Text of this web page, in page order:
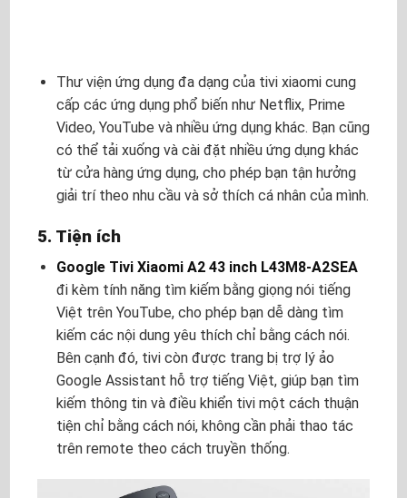
Thư viện ứng dụng đa dạng của tivi xiaomi cung
cấp các ứng dụng phổ biến như Netflix, Prime
Video, YouTube và nhiều ứng dụng khác. Bạn cũng
có thể tải xuống và cài đặt nhiều ứng dụng khác
từ cửa hàng ứng dụng, cho phép bạn tận hưởng
giải trí theo nhu cầu và sở thích cá nhân của mình.
5. Tiện ích
Google Tivi Xiaomi A2 43 inch L43M8-A2SEA
đi kèm tính năng tìm kiếm bằng giọng nói tiếng
Việt trên YouTube, cho phép bạn dễ dàng tìm
kiếm các nội dung yêu thích chỉ bằng cách nói.
Bên cạnh đó, tivi còn được trang bị trợ lý ảo
Google Assistant hỗ trợ tiếng Việt, giúp bạn tìm
kiếm thông tin và điều khiển tivi một cách thuận
tiện chỉ bằng cách nói, không cần phải thao tác
trên remote theo cách truyền thống.